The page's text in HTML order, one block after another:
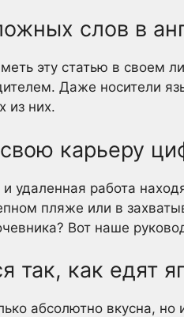
слов в
эту статью в своем
Даже носители
из них.
карьеру
удаленная работа
пляже или в
Вот наше
так, как едят
абсолютно вкусна,